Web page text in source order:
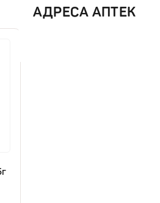
АДРЕСА АПТЕК